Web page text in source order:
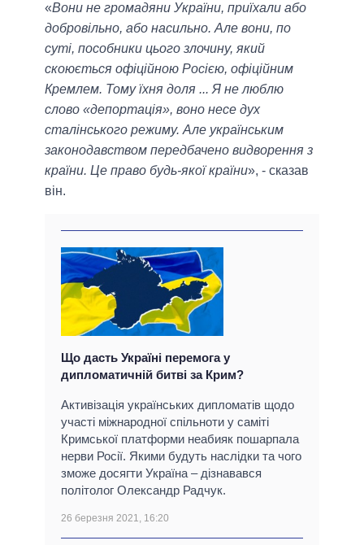
«Вони не громадяни України, приїхали або
добровільно, або насильно. Але вони, по
суті, пособники цього злочину, який
скоюється офіційною Росією, офіційним
Кремлем. Тому їхня доля ... Я не люблю
слово «депортація», воно несе дух
сталінського режиму. Але українським
законодавством передбачено видворення з
країни. Це право будь-якої країни», - сказав
він.
Що дасть Україні перемога у
дипломатичній битві за Крим?
Активізація українських дипломатів щодо
участі міжнародної спільноти у саміті
Кримської платформи неабияк пошарпала
нерви Росії. Якими будуть наслідки та чого
зможе досягти Україна – дізнавався
політолог Олександр Радчук.
26 березня 2021, 16:20